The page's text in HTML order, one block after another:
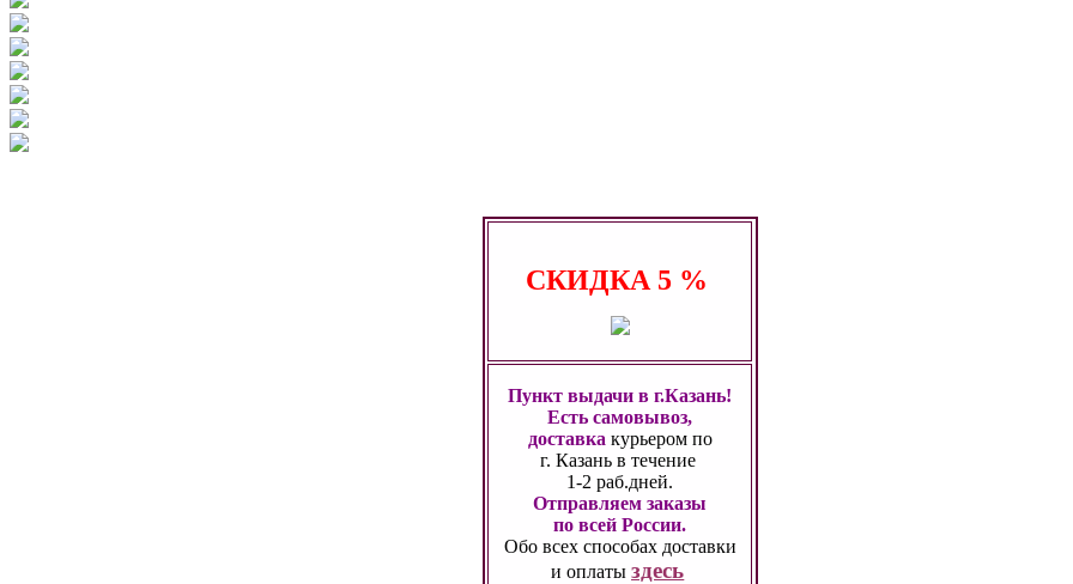
СКИДКА 5 %
Пункт выдачи в г.Казань!
Есть самовывоз,
доставка курьером по
г. Казань в течение
1-2 раб.дней.
Отправляем заказы
по всей России.
Обо всех способах доставки
и оплатыздесь